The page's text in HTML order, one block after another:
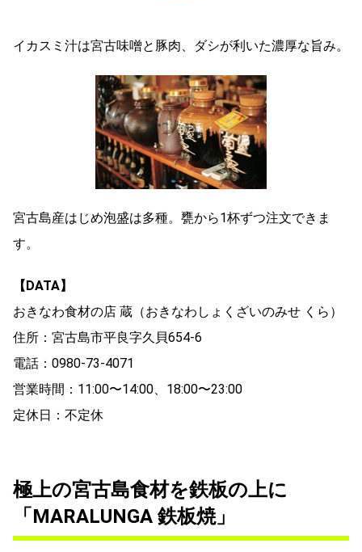
イカスミ汁は宮古味噌と豚肉、ダシが利いた濃厚な旨み。
宮古島産はじめ泡盛は多種。甕から1杯ずつ注文できま
す。
【DATA】
おきなわ食材の店 蔵（おきなわしょくざいのみせ くら）
住所：宮古島市平良字久貝654-6
電話：0980-73-4071
営業時間：11:00〜14:00、18:00〜23:00
定休日：不定休
極上の宮古島食材を鉄板の上に
「MARALUNGA 鉄板焼」